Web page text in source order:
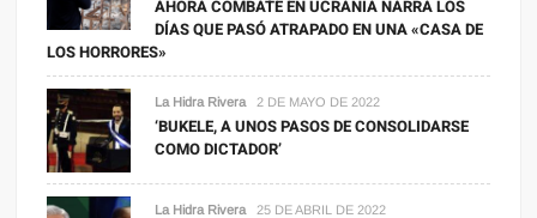
AHORA COMBATE EN UCRANIA NARRA LOS
DÍAS QUE PASÓ ATRAPADO EN UNA «CASA DE
LOS HORRORES»
La Hidra Rivera 2 DE MAYO DE 2022
‘BUKELE, A UNOS PASOS DE CONSOLIDARSE
COMO DICTADOR’
La Hidra Rivera 25 DE ABRIL DE 2022